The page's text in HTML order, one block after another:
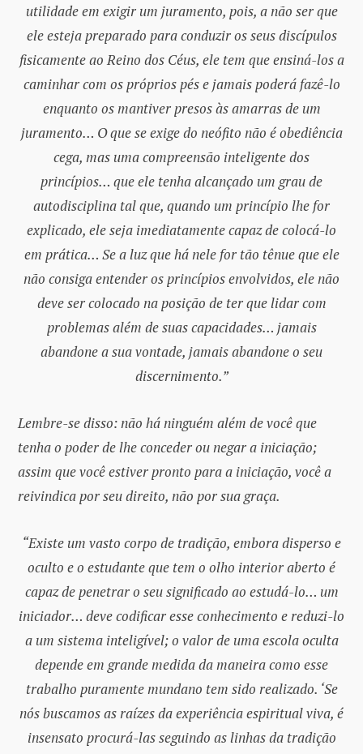
utilidade em exigir um juramento, pois, a não ser que
ele esteja preparado para conduzir os seus discípulos
fisicamente ao Reino dos Céus, ele tem que ensiná-los a
caminhar com os próprios pés e jamais poderá fazê-lo
enquanto os mantiver presos às amarras de um
juramento… O que se exige do neófito não é obediência
cega, mas uma compreensão inteligente dos
princípios… que ele tenha alcançado um grau de
autodisciplina tal que, quando um princípio lhe for
explicado, ele seja imediatamente capaz de colocá-lo
em prática… Se a luz que há nele for tão tênue que ele
não consiga entender os princípios envolvidos, ele não
deve ser colocado na posição de ter que lidar com
problemas além de suas capacidades… jamais
abandone a sua vontade, jamais abandone o seu
discernimento.”
Lembre-se disso: não há ninguém além de você que
tenha o poder de lhe conceder ou negar a iniciação;
assim que você estiver pronto para a iniciação, você a
reivindica por seu direito, não por sua graça.
“Existe um vasto corpo de tradição, embora disperso e
oculto e o estudante que tem o olho interior aberto é
capaz de penetrar o seu significado ao estudá-lo… um
iniciador… deve codificar esse conhecimento e reduzi-lo
a um sistema inteligível; o valor de uma escola oculta
depende em grande medida da maneira como esse
trabalho puramente mundano tem sido realizado. ‘Se
nós buscamos as raízes da experiência espiritual viva, é
insensato procurá-las seguindo as linhas da tradição